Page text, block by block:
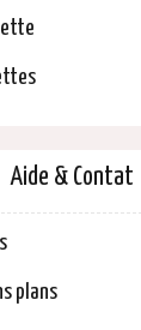
Aide & Contat
plans